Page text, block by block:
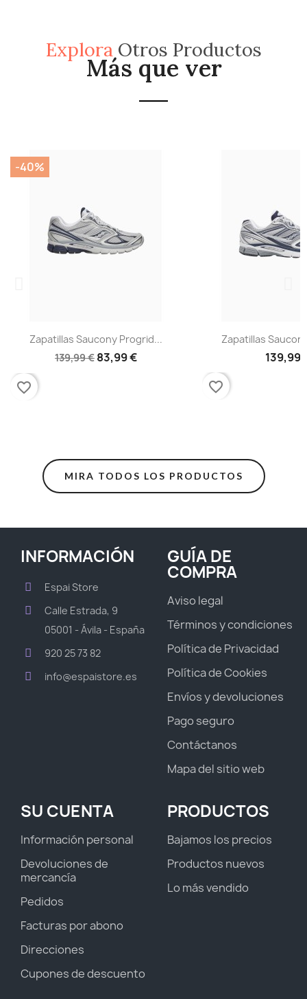
ExploraOtros Productos
Más que ver
Zapatillas Saucony Progrid...
139,99 € 83,99 €
-40%
favorite_border
Zapatillas
139,99
favorite_border
MIRA TODOS LOS PRODUCTOS
INFORMACIÓN
Espai Store
Calle Estrada, 9
05001 - Ávila - España
920 25 73 82
info@espaistore.es
GUÍA DE
COMPRA
Aviso legal
Términos y condiciones
Política de Privacidad
Política de Cookies
Envíos y devoluciones
Pago seguro
Contáctanos
Mapa del sitio web
SU CUENTA
Información personal
Devoluciones de
mercancía
Pedidos
Facturas por abono
Direcciones
Cupones de descuento
PRODUCTOS
Bajamos los precios
Productos nuevos
Lo más vendido